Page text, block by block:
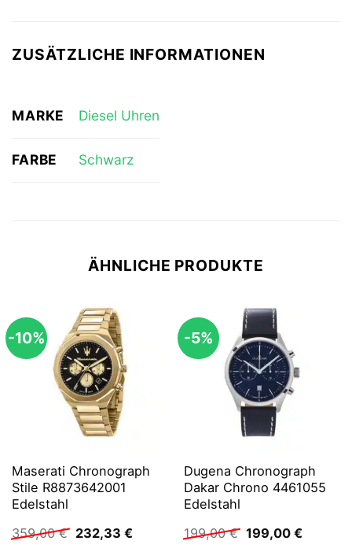
ZUSÄTZLICHE INFORMATIONEN
MARKE Diesel Uhren
FARBE Schwarz
ÄHNLICHE PRODUKTE
-10%
Maserati Chronograph
Stile R8873642001
Edelstahl
359,00€ Ursprünglicher
Preis
232,33 €Aktueller
-5%
Dugena Chronograph
Dakar Chrono 4461055
Edelstahl
199,00€ Ursprünglicher
Preis
199,00 €